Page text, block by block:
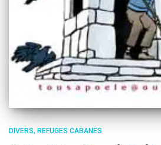
DIVERS REFUGES CABANES